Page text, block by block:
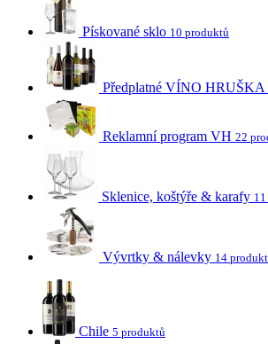
Pískované sklo 10 produktů
Předplatné VÍNO HRUŠKA
Reklamní program VH 22
Sklenice, koštýře & karafy
Vývrtky & nálevky 14
Chile 5 produktů